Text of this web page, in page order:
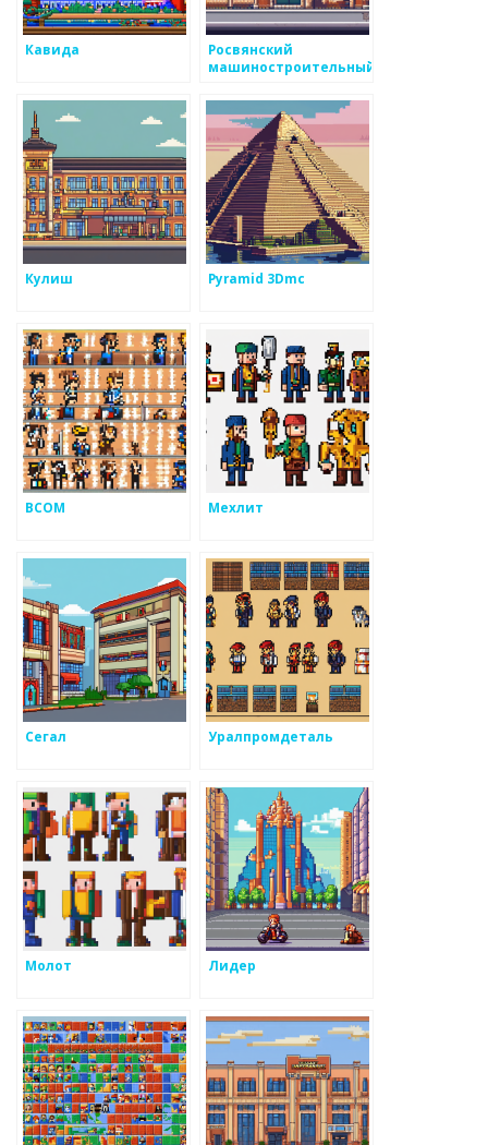
Кавида
Росвянский
машиностроительный
Кулиш Pyramid 3Dmc
ВСОМ Мехлит
Сегал Уралпромдеталь
Молот Лидер